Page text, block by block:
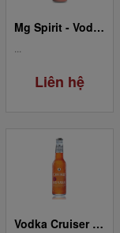
Mg Spirit - Vodka Grapefruit
Liên hệ
Vodka Cruiser Zesty Sunny Orange Passionfruit